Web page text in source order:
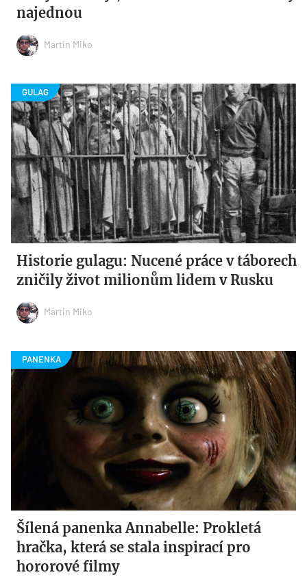
najednou
Martin Miko
Historie gulagu: Nucené práce v táborech
zničily život milionům lidem v Rusku
Martin Miko
Šílená panenka Annabelle: Prokletá
hračka, která se stala inspirací pro
hororové filmy